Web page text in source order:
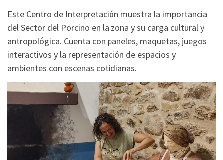
Este Centro de Interpretación muestra la importancia
del Sector del Porcino en la zona y su carga cultural y
antropológica. Cuenta con paneles, maquetas, juegos
interactivos y la representación de espacios y
ambientes con escenas cotidianas.